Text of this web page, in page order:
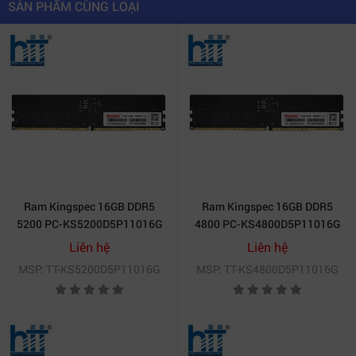
trong thời gian dài.
SẢN PHẨM CÙNG LOẠI
Ram Kingspec 16GB DDR5
5200 PC-KS5200D5P11016G
Liên hệ
MSP: TT-KS5200D5P11016G
Ram Kingspec 16GB DDR5
4800 PC-KS4800D5P11016G
Liên hệ
MSP: TT-KS4800D5P11016G